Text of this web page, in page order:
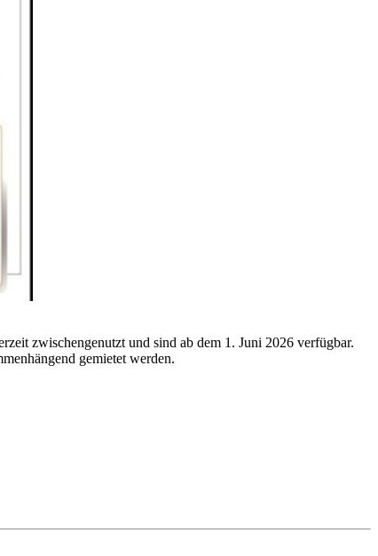
zwischengenutzt und sind ab dem 1. Juni 2026 verfügbar.
gemietet werden.